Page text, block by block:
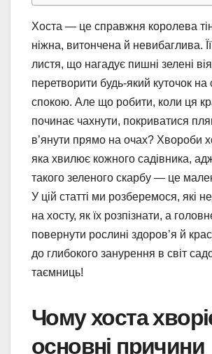
Хоста — це справжня королева
ніжна, витончена й невибаглива.
листя, що нагадує пишні зелені
перетворити будь-який куточок на
спокою. Але що робити, коли ця
починає чахнути, покриватися
в’янути прямо на очах? Хвороби
яка хвилює кожного садівника,
такого зеленого скарбу — це
У цій статті ми розберемося, які
на хосту, як їх розпізнати, а
повернути рослині здоров’я й
до глибокого занурення в світ
таємниць!
Чому хоста
основні причини